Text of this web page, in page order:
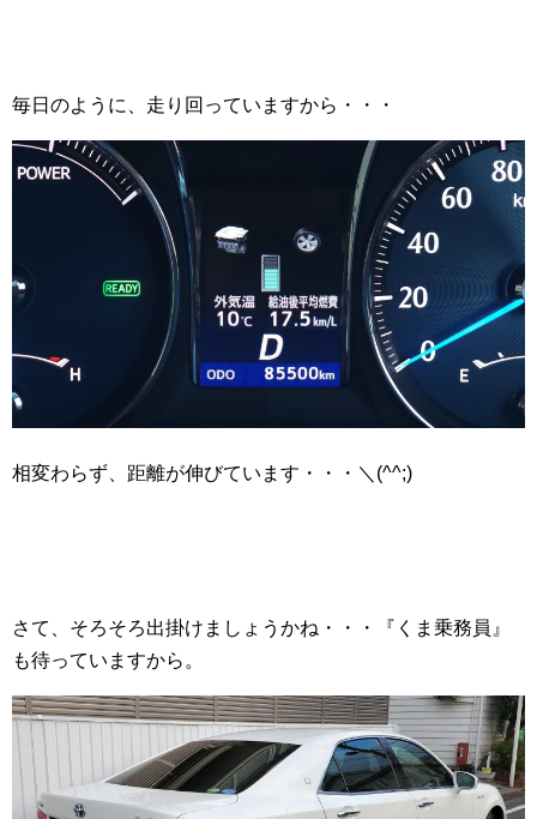
毎日のように、走り回っていますから・・・
相変わらず、距離が伸びています・・・＼(^^;)
さて、そろそろ出掛けましょうかね・・・『くま乗務員』
も待っていますから。